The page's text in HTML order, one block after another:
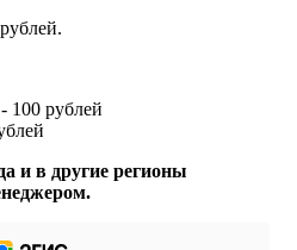
100 рублей
и в другие регионы